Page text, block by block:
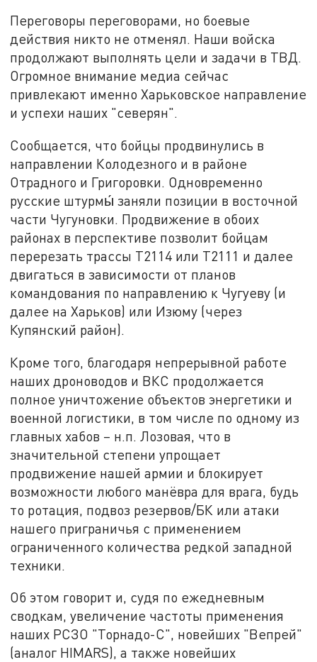
Переговоры переговорами, но боевые
действия никто не отменял. Наши войска
продолжают выполнять цели и задачи в ТВД.
Огромное внимание медиа сейчас
привлекают именно Харьковское направление
и успехи наших "северян".
Сообщается, что бойцы продвинулись в
направлении Колодезного и в районе
Отрадного и Григоровки. Одновременно
русские штурмы́ заняли позиции в восточной
части Чугуновки. Продвижение в обоих
районах в перспективе позволит бойцам
перерезать трассы Т2114 или Т2111 и далее
двигаться в зависимости от планов
командования по направлению к Чугуеву (и
далее на Харьков) или Изюму (через
Купянский район).
Кроме того, благодаря непрерывной работе
наших дроноводов и ВКС продолжается
полное уничтожение объектов энергетики и
военной логистики, в том числе по одному из
главных хабов – н.п. Лозовая, что в
значительной степени упрощает
продвижение нашей армии и блокирует
возможности любого манёвра для врага, будь
то ротация, подвоз резервов/БК или атаки
нашего приграничья с применением
ограниченного количества редкой западной
техники.
Об этом говорит и, судя по ежедневным
сводкам, увеличение частоты применения
наших РСЗО "Торнадо-С", новейших "Вепрей"
(аналог HIMARS), а также новейших